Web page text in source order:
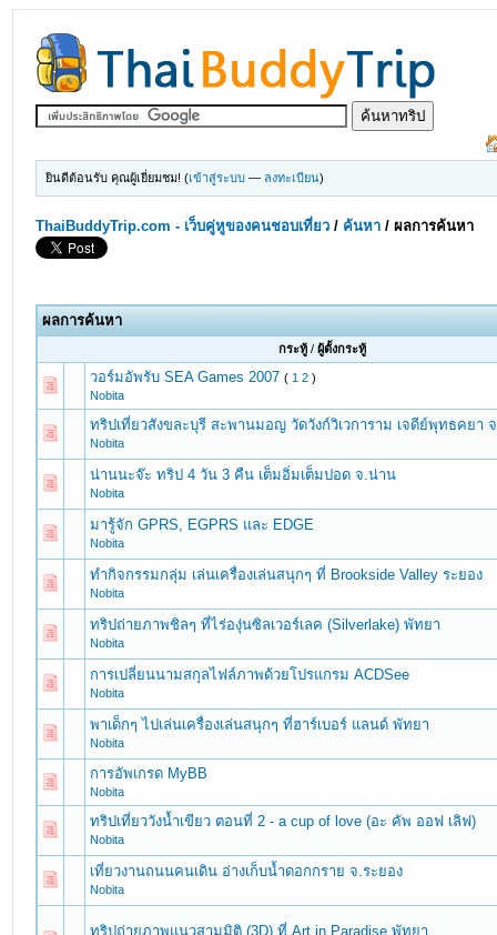
ยินดีต้อนรับ คุณผู้เยี่ยมชม! (เข้าสู่ระบบ — ลงทะเบียน)
ThaiBuddyTrip.com - เว็บคู่หูของคนชอบเที่ยว / ค้นหา /ผลการค้นหา
ผลการค้นหา
กระทู้ /ผู้ตั้งกระทู้
วอร์มอัพรับ SEA Games 2007 ( 1 2 )
Nobita
ทริปเที่ยวสังขละบุรี สะพานมอญ วัดวังก์วิเวการาม เจดีย์พุทธคยา
Nobita
น่านนะจ๊ะ ทริป 4 วัน 3 คืน เต็มอิ่มเต็มปอด จ.น่าน
Nobita
มารู้จัก GPRS, EGPRS และ EDGE
Nobita
ทำกิจกรรมกลุ่ม เล่นเครื่องเล่นสนุกๆ ที่ Brookside Valley ระยอง
Nobita
ทริปถ่ายภาพชิลๆ ที่ไร่องุ่นซิลเวอร์เลค (Silverlake) พัทยา
Nobita
การเปลี่ยนนามสกุลไฟล์ภาพด้วยโปรแกรม ACDSee
Nobita
พาเด็กๆ ไปเล่นเครื่องเล่นสนุกๆ ที่ฮาร์เบอร์ แลนด์ พัทยา
Nobita
การอัพเกรด MyBB
Nobita
ทริปเที่ยววังน้ำเขียว ตอนที่ 2 - a cup of love (อะ คัพ ออฟ เลิฟ)
Nobita
เที่ยวงานถนนคนเดิน อ่างเก็บน้ำดอกกราย จ.ระยอง
Nobita
ทริปถ่ายภาพแนวสามมิติ (3D) ที่ Art in Paradise พัทยา